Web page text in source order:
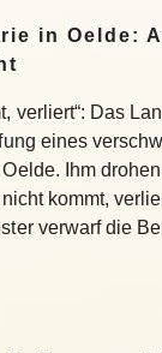
in Oelde:
verliert“: Das
eines
Ihm
kommt,
verwarf die